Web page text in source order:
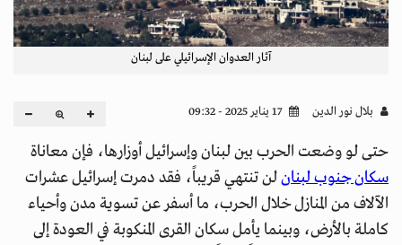
آثار العدوان الإسرائيلي على لبنان
بلال نور الدين 17 يناير 2025 - 09:32
حتى لو وضعت الحرب بين لبنان وإسرائيل أوزارها، فإن معاناة
سكان جنوب لبنانلن تنتهي قريباً، فقد دمرت إسرائيل عشرات
الآلاف من المنازل خلال الحرب، ما أسفر عن تسوية مدن وأحياء
كاملة بالأرض، وبينما يأمل سكان القرى المنكوبة في العودة إلى